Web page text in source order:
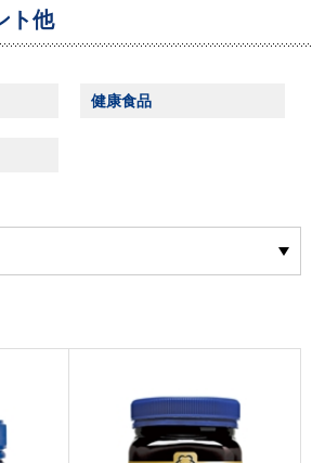
ト他
健康食品